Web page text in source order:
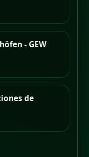
- GEW
de